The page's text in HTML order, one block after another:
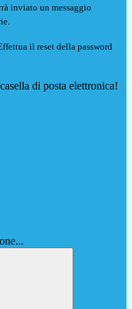
inviato un messaggio
il reset della password
di posta elettronica!